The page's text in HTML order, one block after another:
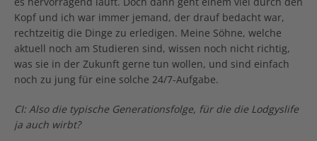
Kopf und ich war immer jemand, der drauf bedacht war,
rechtzeitig die Dinge zu erledigen. Meine Söhne, welche
aktuell noch am Studieren sind, wissen noch nicht richtig,
was sie in der Zukunft gerne tun wollen, und sind einfach
noch zu jung für eine solche 24/7-Aufgabe.
CI: Also die typische Generationsfolge, für die die Lodgyslife
ja auch wirbt?